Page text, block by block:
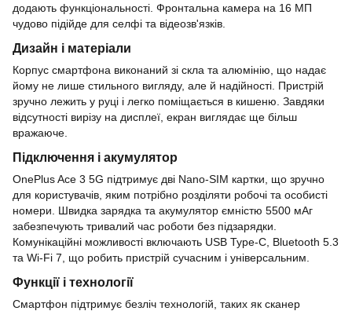
додають функціональності. Фронтальна камера на 16 МП
чудово підійде для селфі та відеозв'язків.
Дизайн і матеріали
Корпус смартфона виконаний зі скла та алюмінію, що надає
йому не лише стильного вигляду, але й надійності. Пристрій
зручно лежить у руці і легко поміщається в кишеню. Завдяки
відсутності вирізу на дисплеї, екран виглядає ще більш
вражаюче.
Підключення і акумулятор
OnePlus Ace 3 5G підтримує дві Nano-SIM картки, що зручно
для користувачів, яким потрібно розділяти робочі та особисті
номери. Швидка зарядка та акумулятор ємністю 5500 мАг
забезпечують тривалий час роботи без підзарядки.
Комунікаційні можливості включають USB Type-C, Bluetooth 5.3
та Wi-Fi 7, що робить пристрій сучасним і універсальним.
Функції і технології
Смартфон підтримує безліч технологій, таких як сканер